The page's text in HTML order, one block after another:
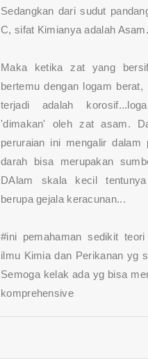
Sedangkan dari sudut
C, sifat Kimianya adalah Asam.
Maka ketika zat yang
bertemu dengan logam
terjadi adalah
'dimakan' oleh zat asam.
peruraian ini mengalir dalam
darah bisa merupakan
DAlam skala kecil
berupa gejala keracunan...
#ini pemahaman sedikit
ilmu Kimia dan Perikanan yg
Semoga kelak ada yg bisa
komprehensive